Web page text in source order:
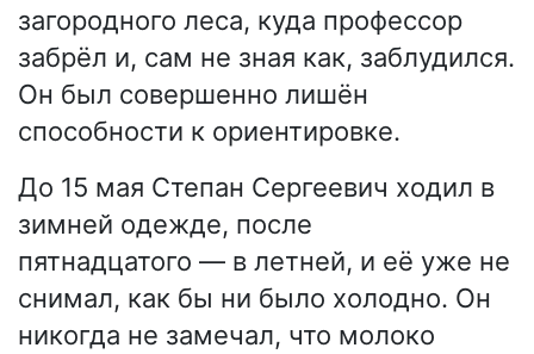
загородного леса, куда профессор
забрёл и, сам не зная как, заблудился.
Он был совершенно лишён
способности к ориентировке.
До 15 мая Степан Сергеевич ходил в
зимней одежде, после
пятнадцатого — в летней, и её уже не
снимал, как бы ни было холодно. Он
никогда не замечал, что молоко